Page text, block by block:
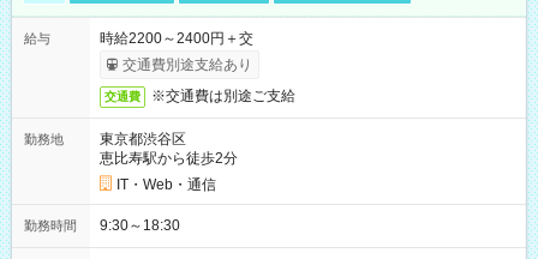
給与
時給2200～2400円＋交
交通費別途支給あり
交通費 ※交通費は別途ご支給
勤務地
東京都渋谷区
恵比寿駅から徒歩2分
IT・Web・通信
勤務時間 9:30～18:30